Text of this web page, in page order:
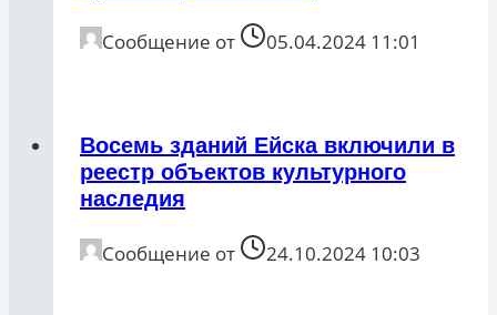
Сообщение от 05.04.2024 11:01
Восемь зданий Ейска включили в
реестр объектов культурного
наследия
Сообщение от 24.10.2024 10:03